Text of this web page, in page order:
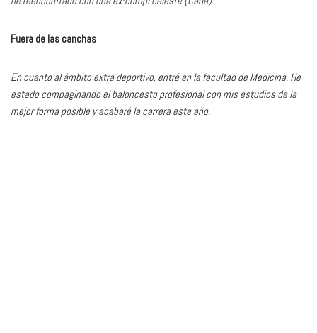
Fuera de las canchas
En cuanto al ámbito extra deportivo, entré en la facultad de Medicina. He
estado compaginando el baloncesto profesional con mis estudios de la
mejor forma posible y acabaré la carrera este año.